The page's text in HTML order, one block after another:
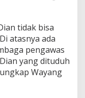
tidak bisa
atasnya ada
pengawas
yang dituduh
Wayang